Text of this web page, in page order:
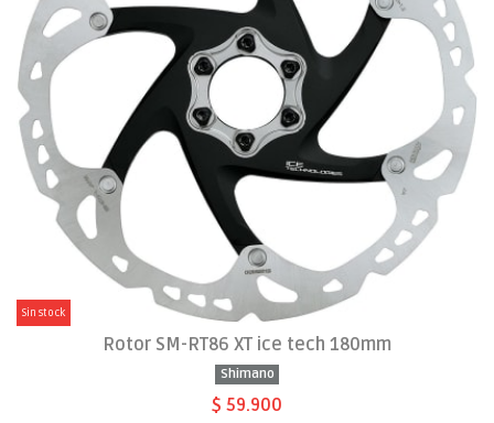
Sin stock
Rotor SM-RT86 XT ice tech 180mm
Shimano
$ 59.900